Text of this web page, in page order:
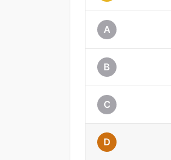
A
B
C
D